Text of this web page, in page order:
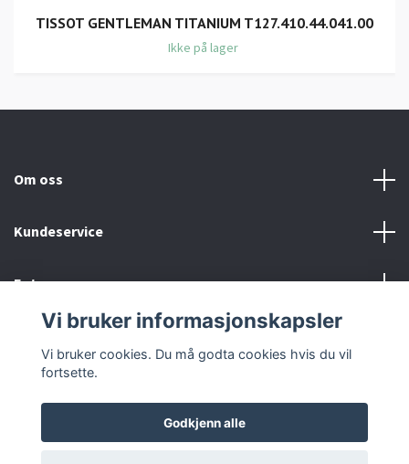
TISSOT GENTLEMAN TITANIUM T127.410.44.041.00
Ikke på lager
Om oss
Kundeservice
Fotmeny
Vi bruker informasjonskapsler
Vi bruker cookies. Du må godta cookies hvis du vil
fortsette.
Godkjenn alle